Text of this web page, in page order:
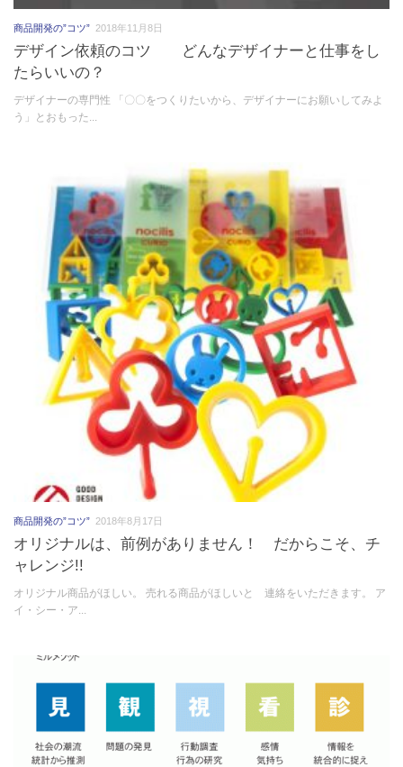
商品開発の”コツ” 2018年11月8日
デザイン依頼のコツ どんなデザイナーと仕事をし
たらいいの？
デザイナーの専門性 「〇〇をつくりたいから、デザイナーにお願いしてみよ
う」とおもった...
商品開発の”コツ” 2018年8月17日
オリジナルは、前例がありません！ だからこそ、チ
ャレンジ!!
オリジナル商品がほしい。 売れる商品がほしいと 連絡をいただきます。 ア
イ・シー・ア...